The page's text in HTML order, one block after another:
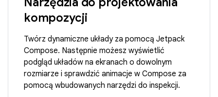
kompozycji
Twórz dynamiczne układy za pomocą Jetpack
Compose. Następnie możesz wyświetlić
podgląd układów na ekranach o dowolnym
rozmiarze i sprawdzić animacje w Compose za
pomocą wbudowanych narzędzi do inspekcji.